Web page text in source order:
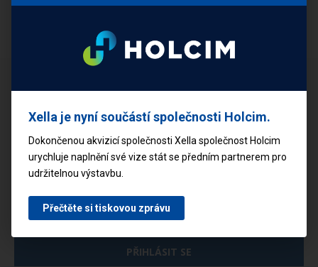
Stavte svépomocí a ušetřete
Vyplňte svůj e-mail a my vám pošleme rady a tipy, jak na to.
Mám zájem o:
Novostavby
Rekonstrukce
PŘIHLÁSIT SE
Xella je nyní součástí společnosti Holcim.
Dokončenou akvizicí společnosti Xella společnost Holcim
urychluje naplnění své vize stát se předním partnerem pro
udržitelnou výstavbu.
Přečtěte si tiskovou zprávu